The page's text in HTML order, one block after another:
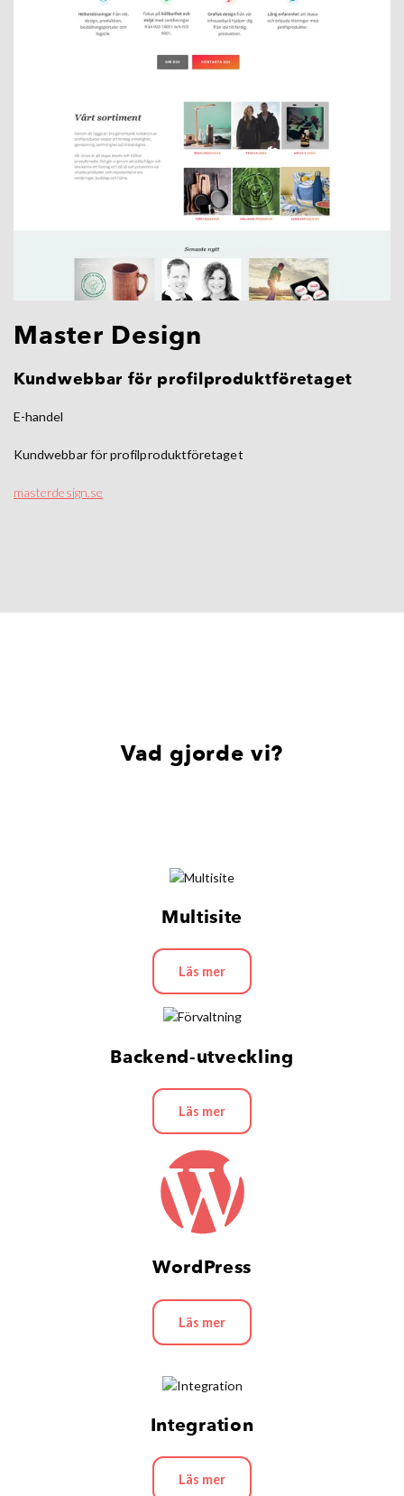
Master Design
Kundwebbar för profilproduktföretaget
E-handel
Kundwebbar för profilproduktföretaget
masterdesign.se
Vad gjorde vi?
Multisite
Läs mer
Backend-utveckling
Läs mer
WordPress
Läs mer
Integration
Läs mer